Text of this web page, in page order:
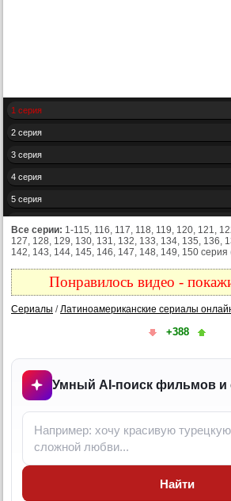
1 серия
2 серия
3 серия
4 серия
5 серия
7 серия
9 серия
10 серия
13 серия
14 серия
16 серия
17 серия
Все серии: 1-115, 116, 117, 118, 119, 120, 121,
127, 128, 129, 130, 131, 132, 133, 134, 135, 136,
142, 143, 144, 145, 146, 147, 148, 149, 150
Понравилось видео -
Сериалы /Латиноамериканские сериалы
+388
Умный AI-поиск фильмов и
Найти